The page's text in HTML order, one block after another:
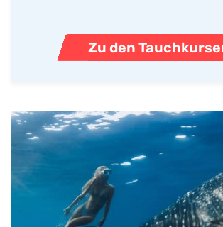
Zu den